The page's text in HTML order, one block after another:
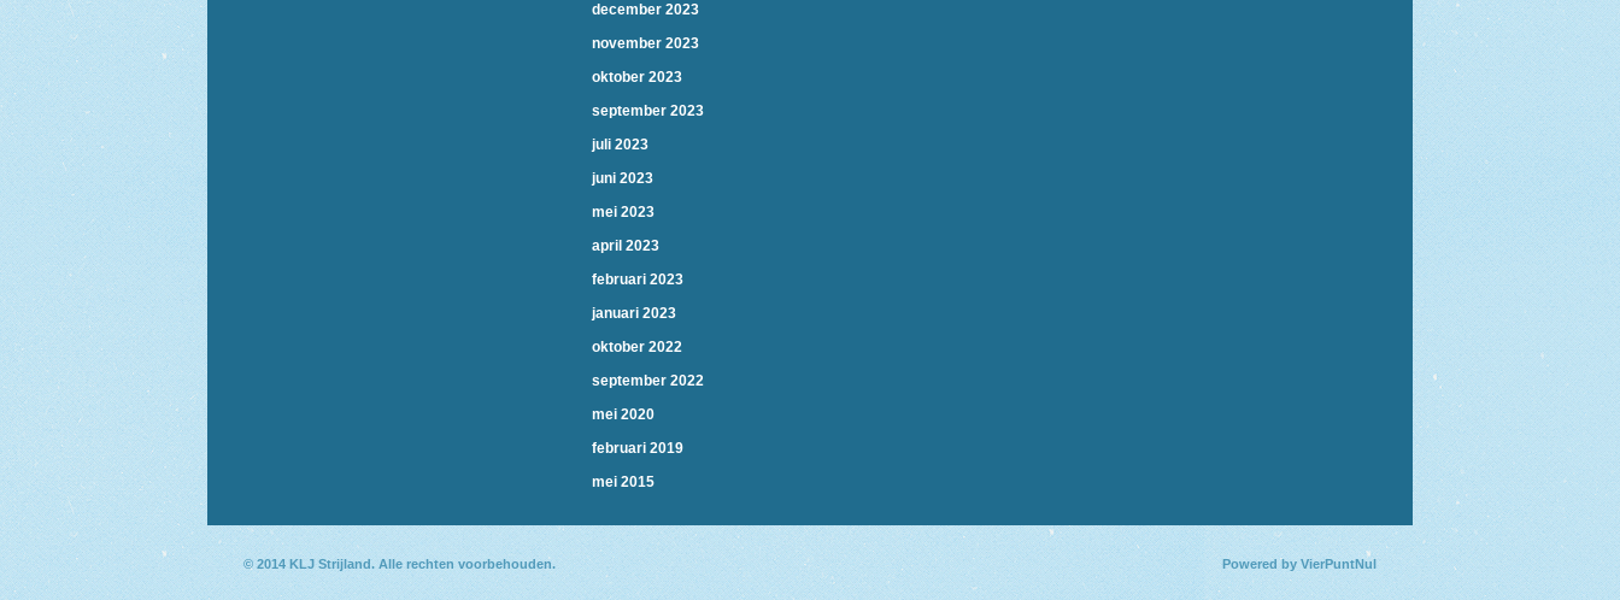
december 2023
november 2023
oktober 2023
september 2023
juli 2023
juni 2023
mei 2023
april 2023
februari 2023
januari 2023
oktober 2022
september 2022
mei 2020
februari 2019
mei 2015
© 2014 KLJ Strijland. Alle rechten voorbehouden. Powered by VierPuntNul